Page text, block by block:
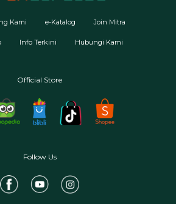
Kami e-Katalog Join Mitra
Info Terkini Hubungi Kami
Official Store
Follow Us